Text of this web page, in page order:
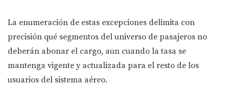
La enumeración de estas excepciones delimita con
precisión qué segmentos del universo de pasajeros no
deberán abonar el cargo, aun cuando la tasa se
mantenga vigente y actualizada para el resto de los
usuarios del sistema aéreo.